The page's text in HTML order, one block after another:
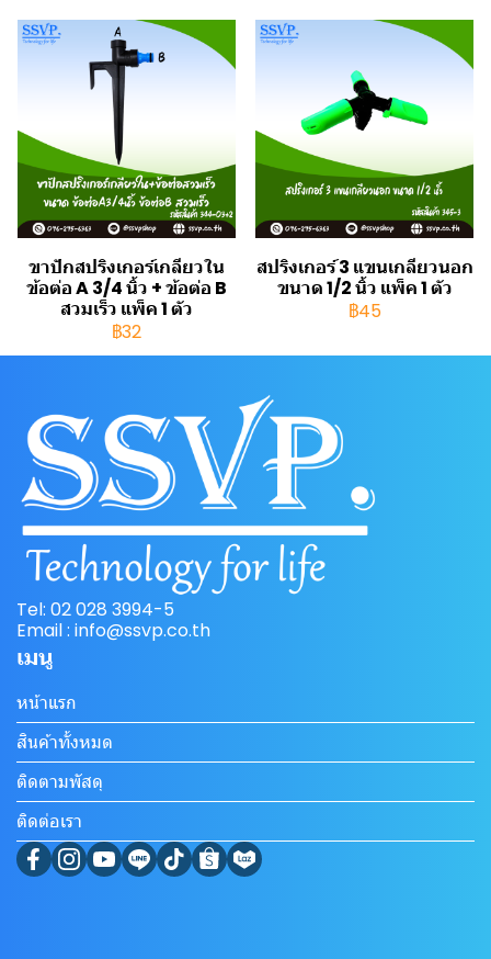
ขาปักสปริงเกอร์เกลียวใน
ข้อต่อ A 3/4 นิ้ว + ข้อต่อ B
สวมเร็ว แพ็ค 1 ตัว
฿32
สปริงเกอร์ 3 แขนเกลียวนอก
ขนาด 1/2 นิ้ว แพ็ค 1 ตัว
฿45
Tel: 02 028 3994-5
Email : info@ssvp.co.th
เมนู
หน้าแรก
สินค้าทั้งหมด
ติดตามพัสดุ
ติดต่อเรา